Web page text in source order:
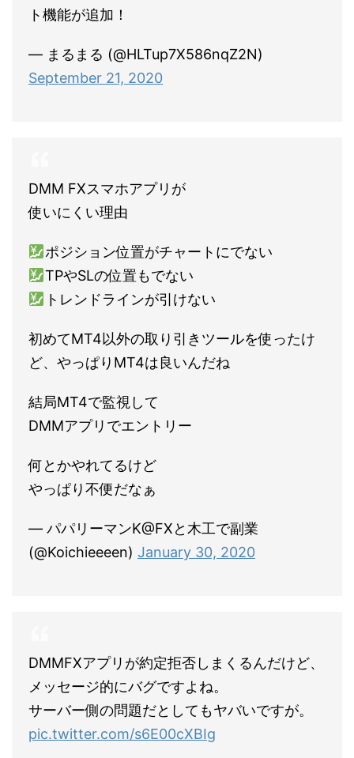
ト機能が追加！
— まるまる (@HLTup7X586nqZ2N)
September 21, 2020
DMM FXスマホアプリが
使いにくい理由
ポジション位置がチャートにでない
TPやSLの位置もでない
トレンドラインが引けない
初めてMT4以外の取り引きツールを使ったけ
ど、やっぱりMT4は良いんだね
結局MT4で監視して
DMMアプリでエントリー
何とかやれてるけど
やっぱり不便だなぁ
— パパリーマンK@FXと木工で副業
(@Koichieeeen) January 30, 2020
DMMFXアプリが約定拒否しまくるんだけど、
メッセージ的にバグですよね。
サーバー側の問題だとしてもヤバいですが。
pic.twitter.com/s6E00cXBIg